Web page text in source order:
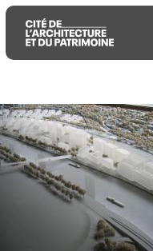
Aller
au
contenu
principal
Aller
au
menu
principal
Aller
à
la
recherche